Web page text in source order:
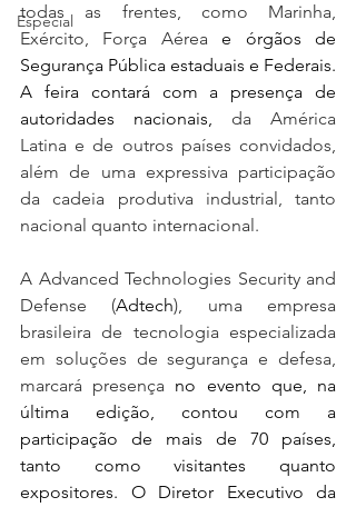
Especial
todas as frentes, como Marinha,
Exército, Força Aérea e órgãos de
Segurança Pública estaduais e Federais.
A feira contará com a presença de
autoridades nacionais, da América
Latina e de outros países convidados,
além de uma expressiva participação
da cadeia produtiva industrial, tanto
nacional quanto internacional.
A Advanced Technologies Security and
Defense (Adtech), uma empresa
brasileira de tecnologia especializada
em soluções de segurança e defesa,
marcará presença no evento que, na
última edição, contou com a
participação de mais de 70 países,
tanto como visitantes quanto